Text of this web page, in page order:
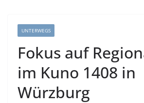
UNTERWEGS
Fokus auf
im Kuno 1408 in
Würzburg